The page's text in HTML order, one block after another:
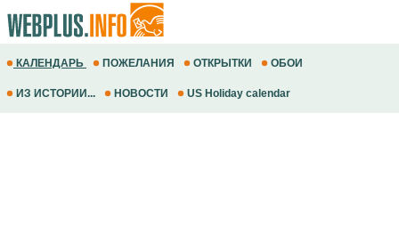
КАЛЕНДАРЬ ПОЖЕЛАНИЯ ОТКРЫТКИ ОБОИ
ИЗ ИСТОРИИ... НОВОСТИ US Holiday calendar